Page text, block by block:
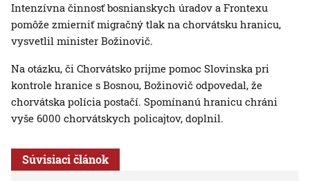
Intenzívna činnosť bosnianskych úradov a Frontexu
pomôže zmierniť migračný tlak na chorvátsku hranicu,
vysvetlil minister Božinovič.
Na otázku, či Chorvátsko prijme pomoc Slovinska pri
kontrole hranice s Bosnou, Božinovič odpovedal, že
chorvátska polícia postačí. Spomínanú hranicu chráni
vyše 6000 chorvátskych policajtov, doplnil.
Súvisiaci článok